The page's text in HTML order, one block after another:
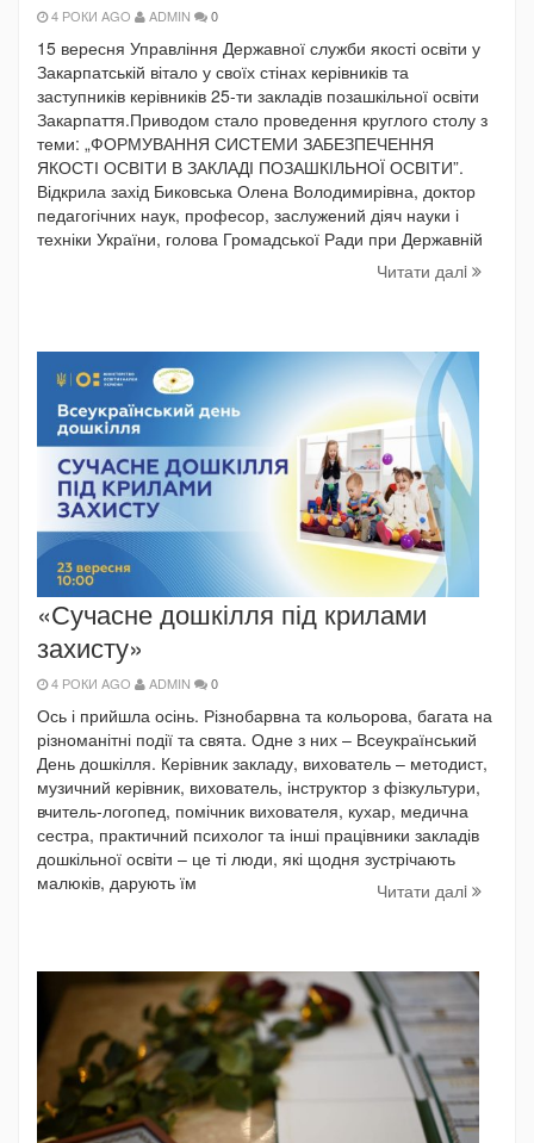
4 РОКИ AGO ADMIN 0
15 вересня Управління Державної служби якості освіти у
Закарпатській вітало у своїх стінах керівників та
заступників керівників 25-ти закладів позашкільної освіти
Закарпаття.Приводом стало проведення круглого столу з
теми: „ФОРМУВАННЯ СИСТЕМИ ЗАБЕЗПЕЧЕННЯ
ЯКОСТІ ОСВІТИ В ЗАКЛАДІ ПОЗАШКІЛЬНОЇ ОСВІТИ”.
Відкрила захід Биковська Олена Володимирівна, доктор
педагогічних наук, професор, заслужений діяч науки і
техніки України, голова Громадської Ради при Державній
Читати далi
«Сучасне дошкілля під крилами
захисту»
4 РОКИ AGO ADMIN 0
Ось і прийшла осінь. Різнобарвна та кольорова, багата на
різноманітні події та свята. Одне з них – Всеукраїнський
День дошкілля. Керівник закладу, вихователь – методист,
музичний керівник, вихователь, інструктор з фізкультури,
вчитель-логопед, помічник вихователя, кухар, медична
сестра, практичний психолог та інші працівники закладів
дошкільної освіти – це ті люди, які щодня зустрічають
малюків, дарують їм
Читати далi